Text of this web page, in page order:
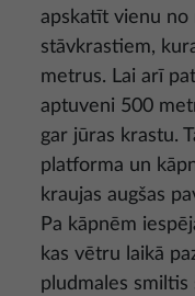
apskatīt vienu no
stāvkrastiem,
metrus. Lai arī
aptuveni 500
gar jūras krastu.
platforma un
kraujas augšas
Pa kāpnēm
kas vētru laikā
pludmales